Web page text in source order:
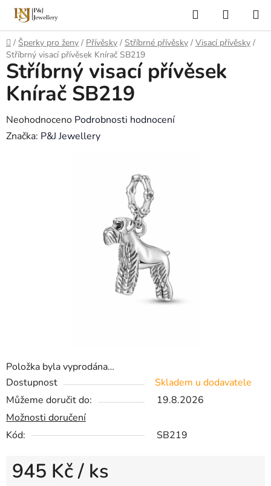
Přejít
obsah
Hledat
KOŠÍK
Domů
/ Šperky pro ženy / Přívěsky / Stříbrné přívěsky / Visací přívěsky /
Stříbrný visací přívěsek Knírač SB219
Položka byla vyprodána…
Dostupnost
Skladem u dodavatele
Můžeme doručit do:
19.8.2026
Možnosti doručení
Kód:
SB219
945 Kč/ ks
Stříbrný visací přívěsek
Knírač SB219
Průměrné
hodnocení
Neohodnoceno Podrobnosti hodnocení
Značka: P&J Jewellery